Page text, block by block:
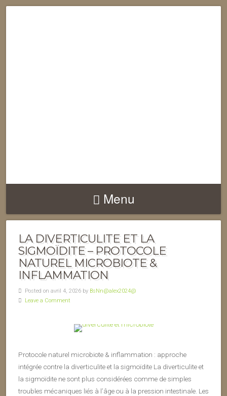
Menu
LA DIVERTICULITE ET LA
SIGMOÏDITE – PROTOCOLE
NATUREL MICROBIOTE &
INFLAMMATION
Posted on avril 4, 2026 by BsNn@alex2024@
Leave a Comment
Protocole naturel microbiote & inflammation : approche
intégrée contre la diverticulite et la sigmoïdite La diverticulite et
la sigmoïdite ne sont plus considérées comme de simples
troubles mécaniques liés à l’âge ou à la pression intestinale. Les